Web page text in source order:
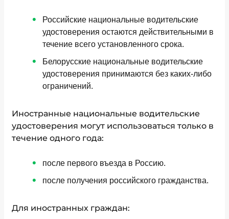
Российские национальные водительские
удостоверения остаются действительными в
течение всего установленного срока.
Белорусские национальные водительские
удостоверения принимаются без каких-либо
ограничений.
Иностранные национальные водительские
удостоверения могут использоваться только в
течение одного года:
после первого въезда в Россию.
после получения российского гражданства.
Для иностранных граждан: